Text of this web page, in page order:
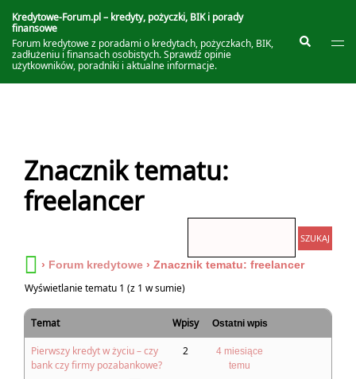
do
treści
Kredytowe-Forum.pl – kredyty, pożyczki, BIK i porady
finansowe
Forum kredytowe z poradami o kredytach, pożyczkach, BIK,
zadłużeniu i finansach osobistych. Sprawdź opinie
użytkowników, poradniki i aktualne informacje.
Szukaj
Znacznik tematu:
freelancer
› Forum kredytowe › Znacznik tematu: freelancer
Wyświetlanie tematu 1 (z 1 w sumie)
Temat Wpisy Ostatni wpis
Pierwszy kredyt w życiu – czy
bank czy firmy pozabankowe?
2
4 miesiące
temu